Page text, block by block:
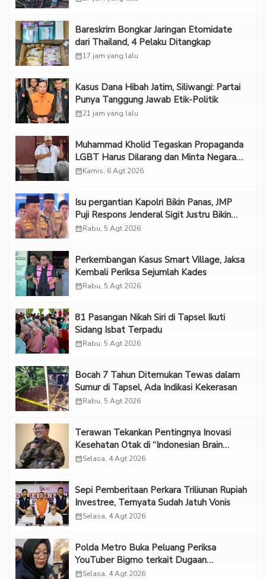
Bareskrim Bongkar Jaringan Etomidate
dari Thailand, 4 Pelaku Ditangkap
calendar_month17 jam yang lalu
Kasus Dana Hibah Jatim, Siliwangi: Partai
Punya Tanggung Jawab Etik-Politik
calendar_month21 jam yang lalu
Muhammad Kholid Tegaskan Propaganda
LGBT Harus Dilarang dan Minta Negara
Melindungi Korban
calendar_monthKamis, 6 Agt 2026
Isu pergantian Kapolri Bikin Panas, JMP
Puji Respons Jenderal Sigit Justru Bikin
“Adem”
calendar_monthRabu, 5 Agt 2026
Perkembangan Kasus Smart Village, Jaksa
Kembali Periksa Sejumlah Kades
calendar_monthRabu, 5 Agt 2026
81 Pasangan Nikah Siri di Tapsel Ikuti
Sidang Isbat Terpadu
calendar_monthRabu, 5 Agt 2026
Bocah 7 Tahun Ditemukan Tewas dalam
Sumur di Tapsel, Ada Indikasi Kekerasan
calendar_monthRabu, 5 Agt 2026
Terawan Tekankan Pentingnya Inovasi
Kesehatan Otak di “Indonesian Brain
Forum 2026 UPN Veteran Jakarta”
calendar_monthSelasa, 4 Agt 2026
Sepi Pemberitaan Perkara Triliunan Rupiah
Investree, Ternyata Sudah Jatuh Vonis
calendar_monthSelasa, 4 Agt 2026
Polda Metro Buka Peluang Periksa
YouTuber Bigmo terkait Dugaan
Eksploitasi Anak
calendar_monthSelasa, 4 Agt 2026